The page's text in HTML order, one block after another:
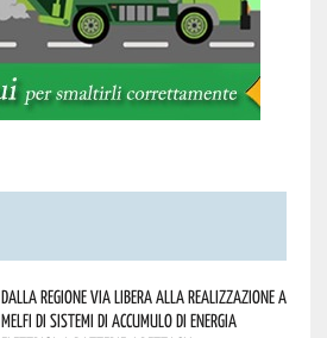
Dalla Regione via libera alla realizzazione a
Melfi di sistemi di accumulo di energia